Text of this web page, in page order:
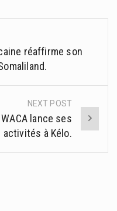
réaffirme son
NEXT POST
lance ses
activités à Kélo.